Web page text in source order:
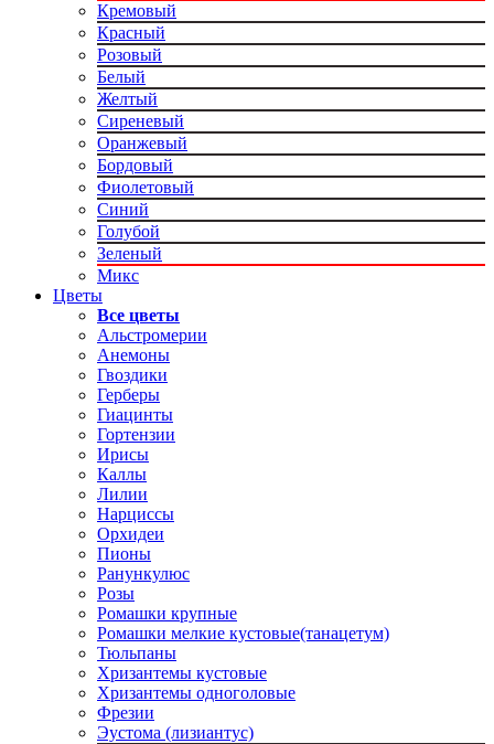
Кремовый
Красный
Розовый
Белый
Желтый
Сиреневый
Оранжевый
Бордовый
Фиолетовый
Синий
Голубой
Зеленый
Микс
Цветы
Все цветы
Альстромерии
Анемоны
Гвоздики
Герберы
Гиацинты
Гортензии
Ирисы
Каллы
Лилии
Нарциссы
Орхидеи
Пионы
Ранункулюс
Розы
Ромашки крупные
Ромашки мелкие кустовые(танацетум)
Тюльпаны
Хризантемы кустовые
Хризантемы одноголовые
Фрезии
Эустома (лизиантус)